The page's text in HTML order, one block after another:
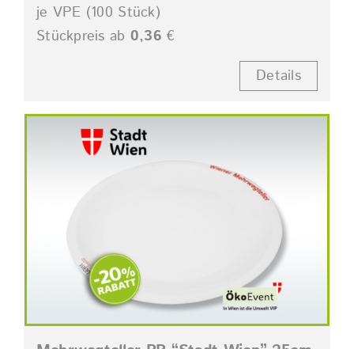
je VPE (100 Stück)
Stückpreis ab 0,36 €
Details